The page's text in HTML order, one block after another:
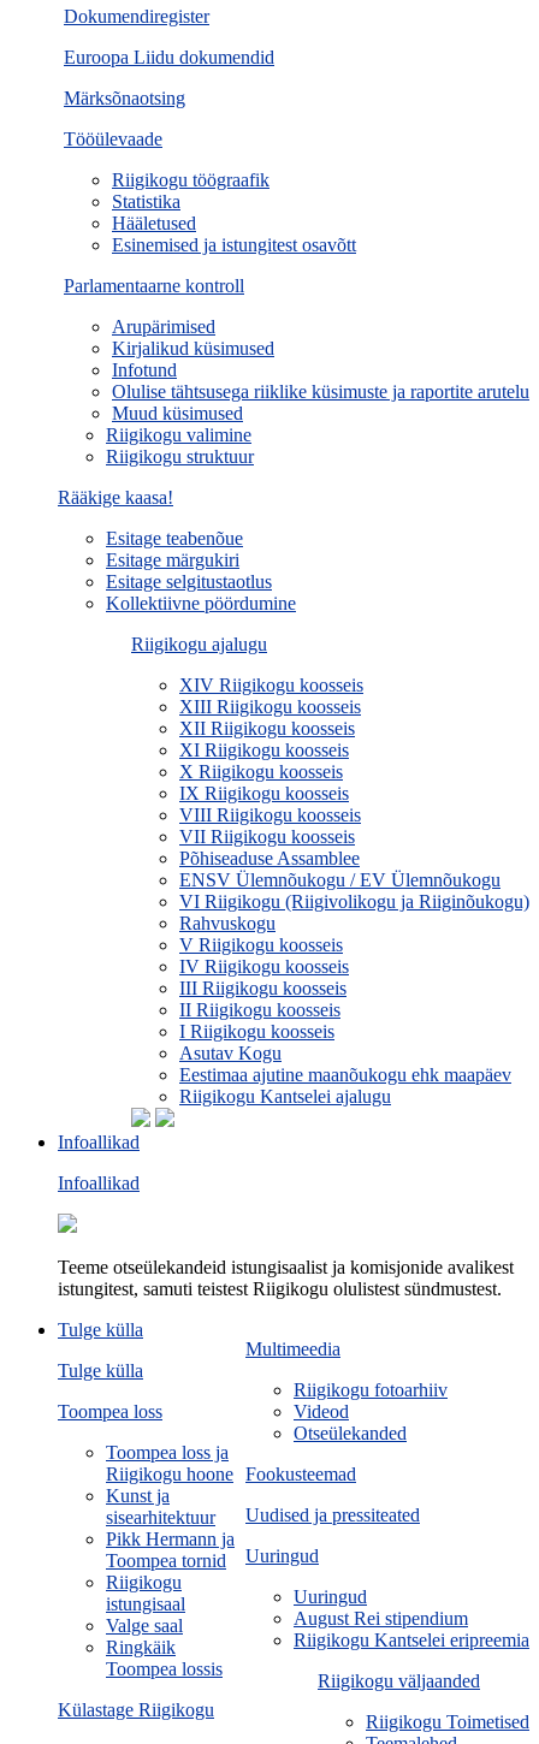
Dokumendiregister
Euroopa Liidu dokumendid
Märksõnaotsing
Tööülevaade
Riigikogu töögraafik
Statistika
Hääletused
Esinemised ja istungitest osavõtt
Parlamentaarne kontroll
Arupärimised
Kirjalikud küsimused
Infotund
Olulise tähtsusega riiklike küsimuste ja raportite arutelu
Muud küsimused
Riigikogu valimine
Riigikogu struktuur
Rääkige kaasa!
Esitage teabenõue
Esitage märgukiri
Esitage selgitustaotlus
Kollektiivne pöördumine
Riigikogu ajalugu
XIV Riigikogu koosseis
XIII Riigikogu koosseis
XII Riigikogu koosseis
XI Riigikogu koosseis
X Riigikogu koosseis
IX Riigikogu koosseis
VIII Riigikogu koosseis
VII Riigikogu koosseis
Põhiseaduse Assamblee
ENSV Ülemnõukogu / EV Ülemnõukogu
VI Riigikogu (Riigivolikogu ja Riiginõukogu)
Rahvuskogu
V Riigikogu koosseis
IV Riigikogu koosseis
III Riigikogu koosseis
II Riigikogu koosseis
I Riigikogu koosseis
Asutav Kogu
Eestimaa ajutine maanõukogu ehk maapäev
Riigikogu Kantselei ajalugu
Infoallikad
Infoallikad
Teeme otseülekandeid istungisaalist ja komisjonide avalikest
istungitest, samuti teistest Riigikogu olulistest sündmustest.
Multimeedia
Riigikogu fotoarhiiv
Videod
Otseülekanded
Fookusteemad
Uudised ja pressiteated
Uuringud
Uuringud
August Rei stipendium
Riigikogu Kantselei eripreemia
Riigikogu väljaanded
Riigikogu Toimetised
Tulge külla
Tulge külla
Toompea loss
Toompea loss ja
Riigikogu hoone
Kunst ja
sisearhitektuur
Pikk Hermann ja
Toompea tornid
Riigikogu
istungisaal
Valge saal
Ringkäik
Toompea lossis
Külastage Riigikogu